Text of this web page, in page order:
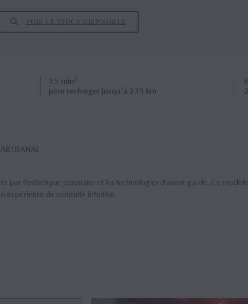
VOIR LE STOCK DISPONIBLE
15 min²
pour recharger jusqu'à 235 km
par l’esthétique japonaise et les technologies d’avant-garde. Ce
expérience de conduite intuitive.